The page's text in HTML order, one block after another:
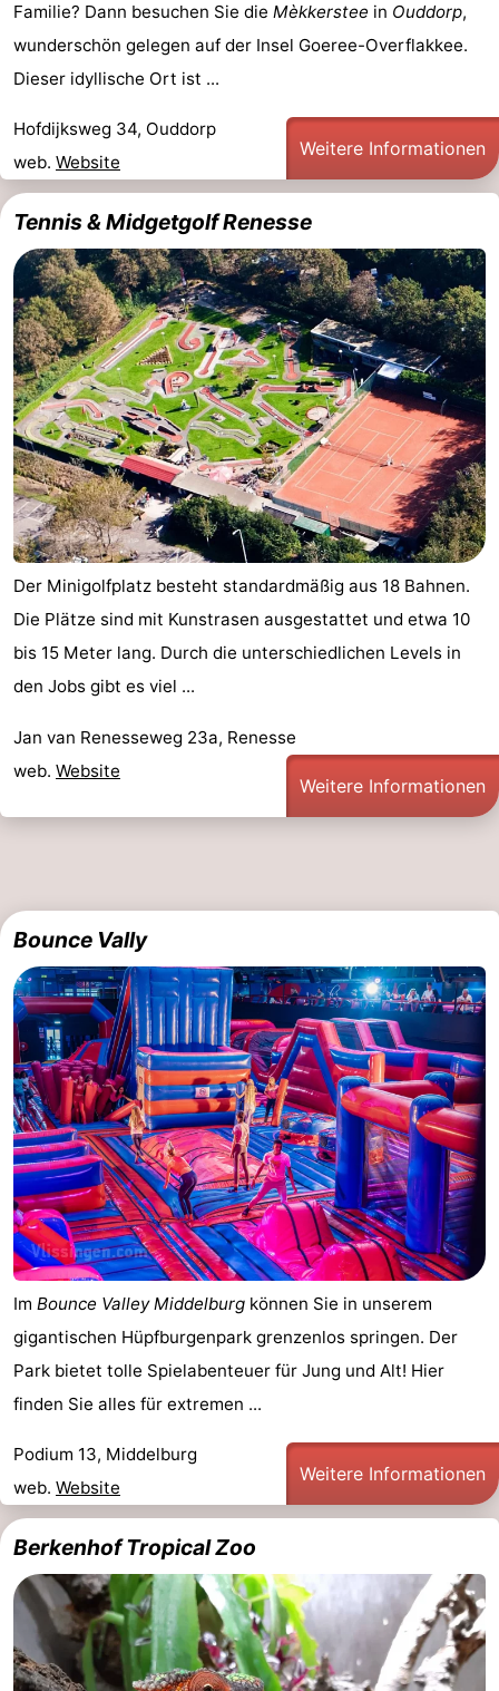
Familie? Dann besuchen Sie die Mèkkerstee in Ouddorp,
wunderschön gelegen auf der Insel Goeree-Overflakkee.
Dieser idyllische Ort ist ...
Hofdijksweg 34, Ouddorp
web. Website
Weitere Informationen
Tennis & Midgetgolf Renesse
Der Minigolfplatz besteht standardmäßig aus 18 Bahnen.
Die Plätze sind mit Kunstrasen ausgestattet und etwa 10
bis 15 Meter lang. Durch die unterschiedlichen Levels in
den Jobs gibt es viel ...
Jan van Renesseweg 23a, Renesse
web. Website
Weitere Informationen
Bounce Vally
Im Bounce Valley Middelburg können Sie in unserem
gigantischen Hüpfburgenpark grenzenlos springen. Der
Park bietet tolle Spielabenteuer für Jung und Alt! Hier
finden Sie alles für extremen ...
Podium 13, Middelburg
web. Website
Weitere Informationen
Berkenhof Tropical Zoo